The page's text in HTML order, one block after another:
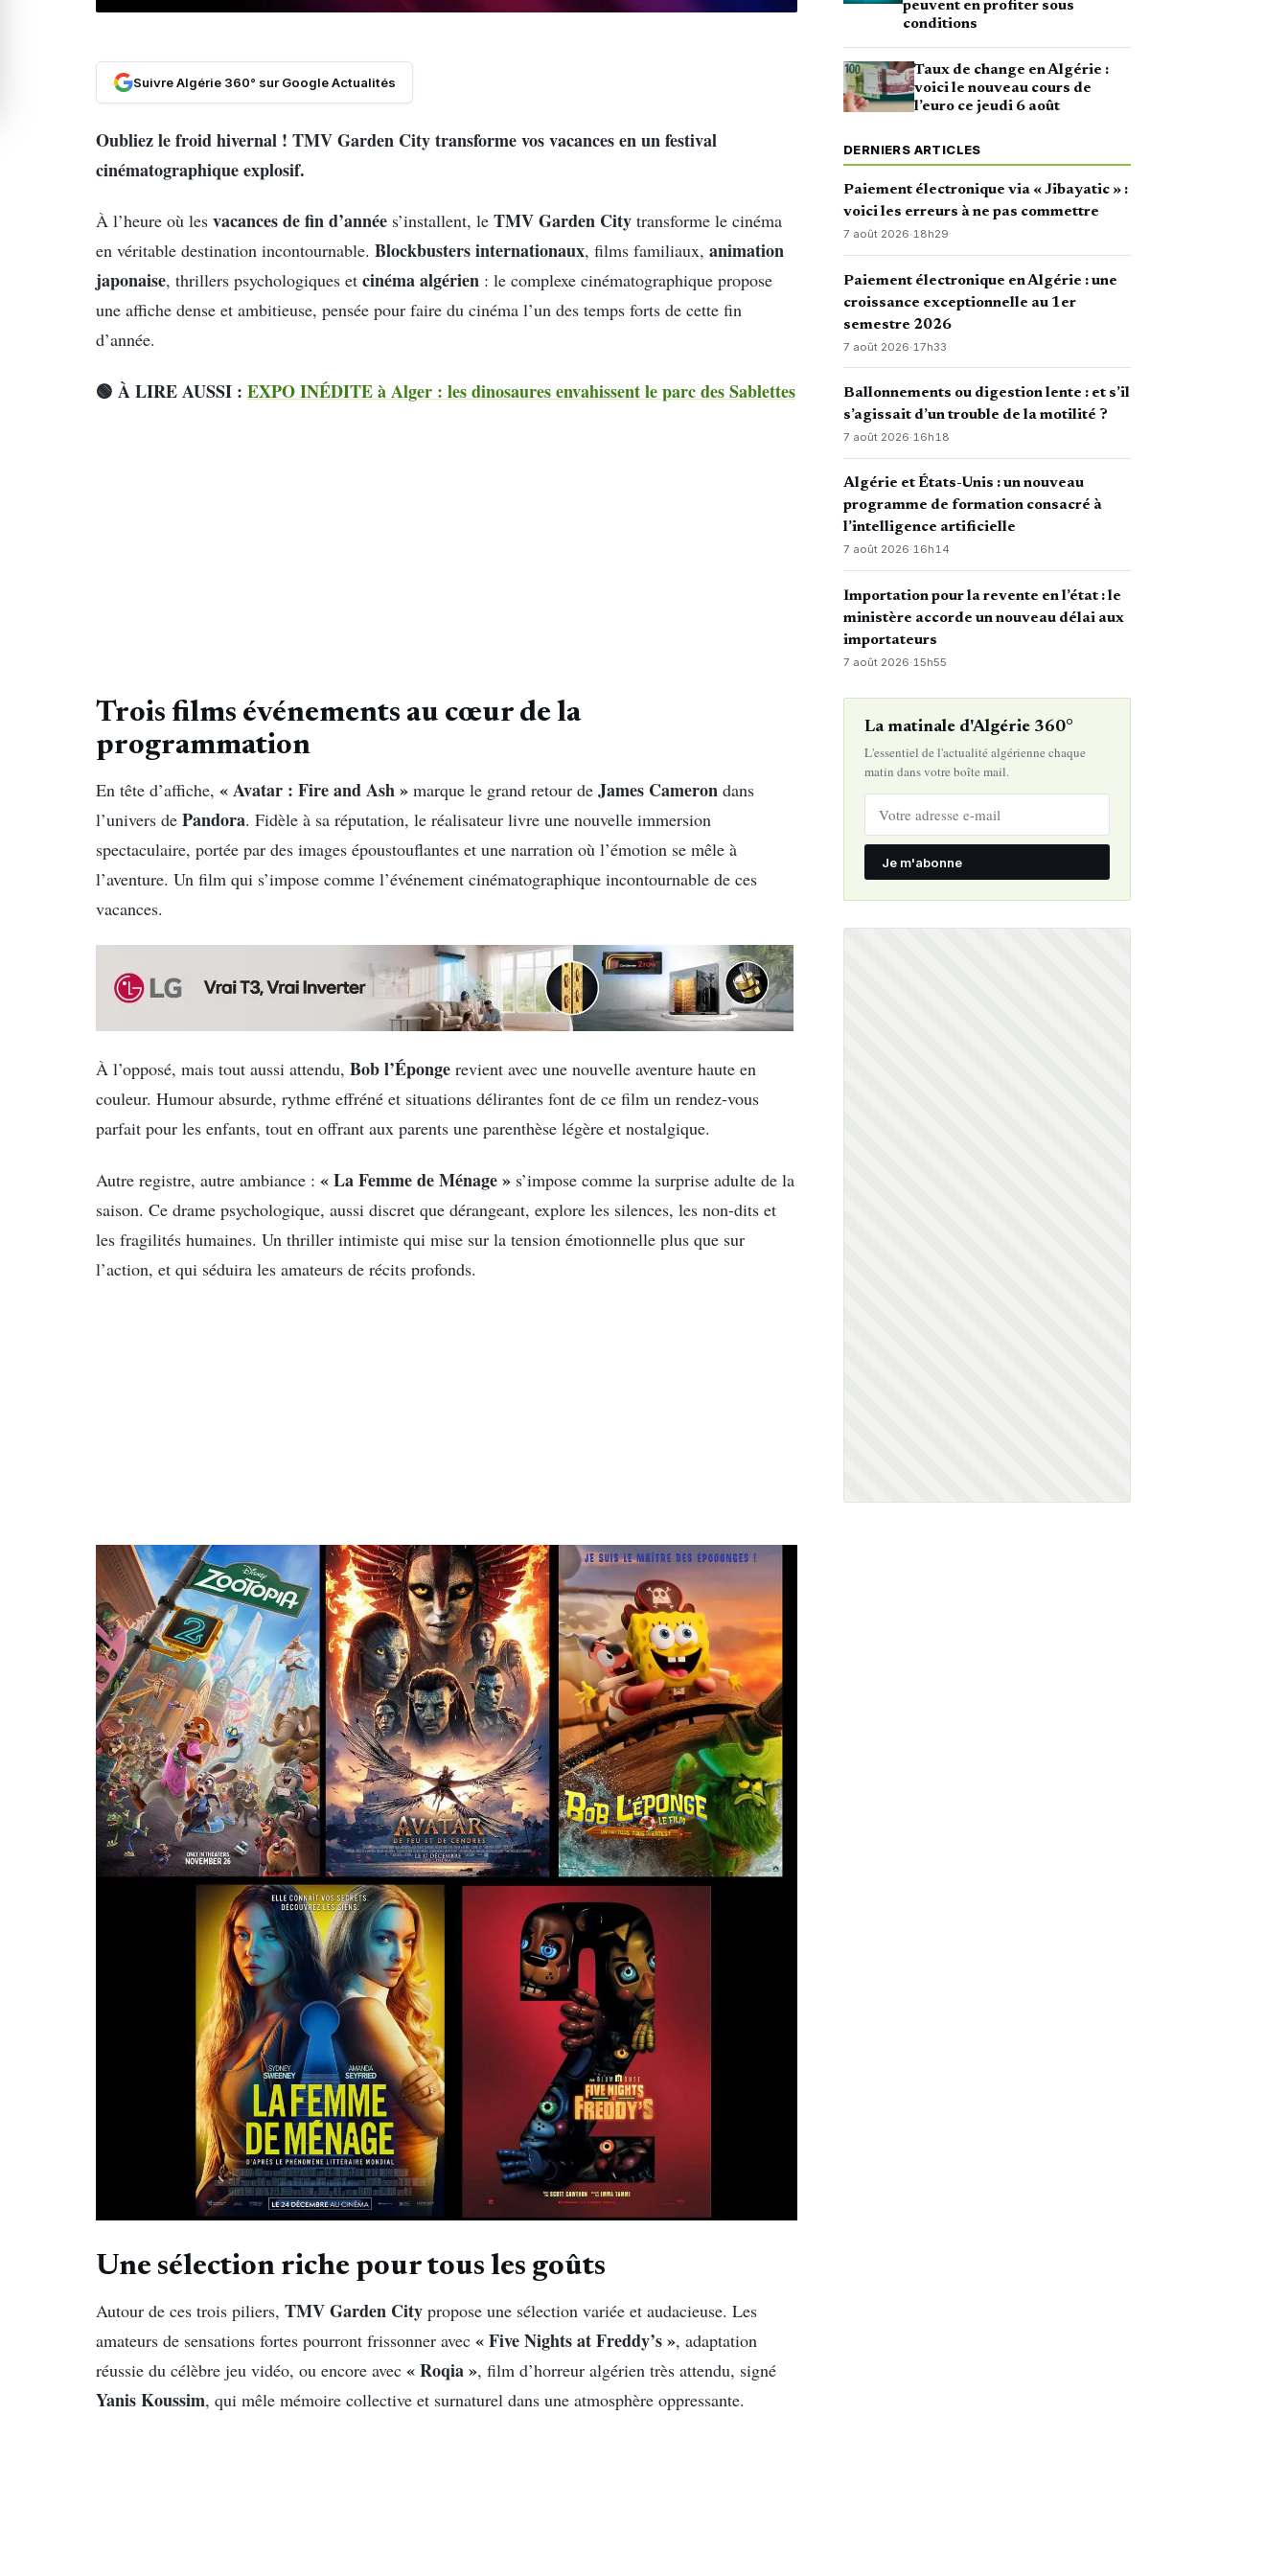
Suivre Algérie 360° sur Google Actualités
Oubliez le froid hivernal ! TMV Garden City transforme vos vacances en un festival
cinématographique explosif.
À l’heure où les vacances de fin d’année s’installent, le TMV Garden City transforme le cinéma
en véritable destination incontournable. Blockbusters internationaux, films familiaux, animation
japonaise, thrillers psychologiques et cinéma algérien : le complexe cinématographique propose
une affiche dense et ambitieuse, pensée pour faire du cinéma l’un des temps forts de cette fin
d’année.
🟢 À LIRE AUSSI : EXPO INÉDITE à Alger : les dinosaures envahissent le parc des Sablettes
Trois films événements au cœur de la
programmation
En tête d’affiche, « Avatar : Fire and Ash » marque le grand retour de James Cameron dans
l’univers de Pandora. Fidèle à sa réputation, le réalisateur livre une nouvelle immersion
spectaculaire, portée par des images époustouflantes et une narration où l’émotion se mêle à
l’aventure. Un film qui s’impose comme l’événement cinématographique incontournable de ces
vacances.
À l’opposé, mais tout aussi attendu, Bob l’Éponge revient avec une nouvelle aventure haute en
couleur. Humour absurde, rythme effréné et situations délirantes font de ce film un rendez-vous
parfait pour les enfants, tout en offrant aux parents une parenthèse légère et nostalgique.
Autre registre, autre ambiance : « La Femme de Ménage » s’impose comme la surprise adulte de la
saison. Ce drame psychologique, aussi discret que dérangeant, explore les silences, les non-dits et
les fragilités humaines. Un thriller intimiste qui mise sur la tension émotionnelle plus que sur
l’action, et qui séduira les amateurs de récits profonds.
Une sélection riche pour tous les goûts
Autour de ces trois piliers, TMV Garden City propose une sélection variée et audacieuse. Les
amateurs de sensations fortes pourront frissonner avec « Five Nights at Freddy’s », adaptation
réussie du célèbre jeu vidéo, ou encore avec « Roqia », film d’horreur algérien très attendu, signé
Yanis Koussim, qui mêle mémoire collective et surnaturel dans une atmosphère oppressante.
peuvent en profiter sous
conditions
Taux de change en Algérie :
voici le nouveau cours de
l’euro ce jeudi 6 août
DERNIERS ARTICLES
Paiement électronique via « Jibayatic » :
voici les erreurs à ne pas commettre
7 août 2026·18h29
Paiement électronique en Algérie : une
croissance exceptionnelle au 1er
semestre 2026
7 août 2026· 17h33
Ballonnements ou digestion lente : et s’il
s’agissait d’un trouble de la motilité ?
7 août 2026·16h18
Algérie et États-Unis : un nouveau
programme de formation consacré à
l’intelligence artificielle
7 août 2026·16h14
Importation pour la revente en l’état : le
ministère accorde un nouveau délai aux
importateurs
7 août 2026· 15h55
La matinale d'Algérie 360°
L'essentiel de l'actualité algérienne chaque
matin dans votre boîte mail.
Je m'abonne